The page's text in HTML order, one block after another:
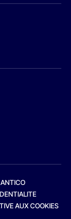
AUX COOKIES